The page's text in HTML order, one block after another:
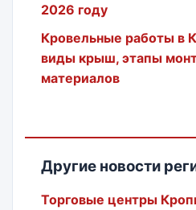
2026 году
Кровельные работы в
виды крыш, этапы
материалов
Другие новости
Торговые центры